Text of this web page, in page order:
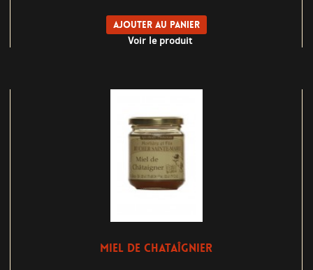
Ajouter au panier
Voir le produit
MIEL DE CHATAÎGNIER